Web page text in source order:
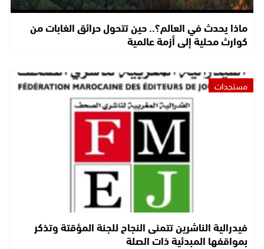
ماذا يحدث في العالم؟.. حين تتحول حرائق الغابات من
كوارث محلية إلى أزمة عالمية
مستجدات
فيدرالية الناشرين تتمنى النجاح للجنة المؤقتة وتذكر
بمواقفها المبدئية ذات الصلة